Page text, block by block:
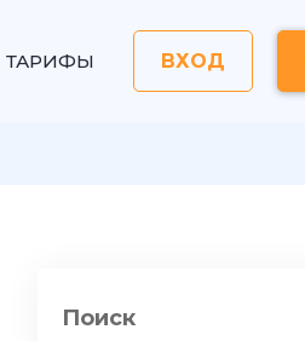
ТАРИФЫ ВХОД
Поиск